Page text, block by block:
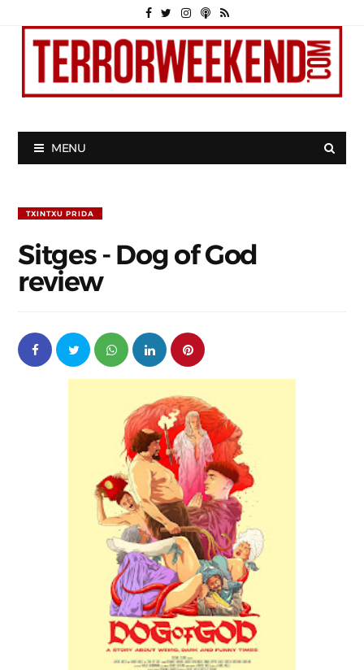
MENU
TXINTXU PRIDA
Sitges - Dog of God
review